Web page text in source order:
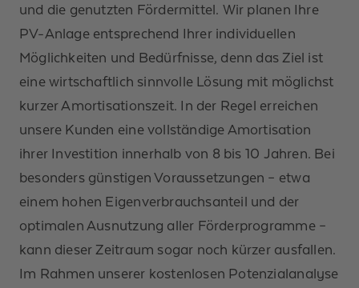
und die genutzten Fördermittel. Wir planen Ihre
PV-Anlage entsprechend Ihrer individuellen
Möglichkeiten und Bedürfnisse, denn das Ziel ist
eine wirtschaftlich sinnvolle Lösung mit möglichst
kurzer Amortisationszeit. In der Regel erreichen
unsere Kunden eine vollständige Amortisation
ihrer Investition innerhalb von 8 bis 10 Jahren. Bei
besonders günstigen Voraussetzungen – etwa
einem hohen Eigenverbrauchsanteil und der
optimalen Ausnutzung aller Förderprogramme –
kann dieser Zeitraum sogar noch kürzer ausfallen.
Im Rahmen unserer kostenlosen Potenzialanalyse